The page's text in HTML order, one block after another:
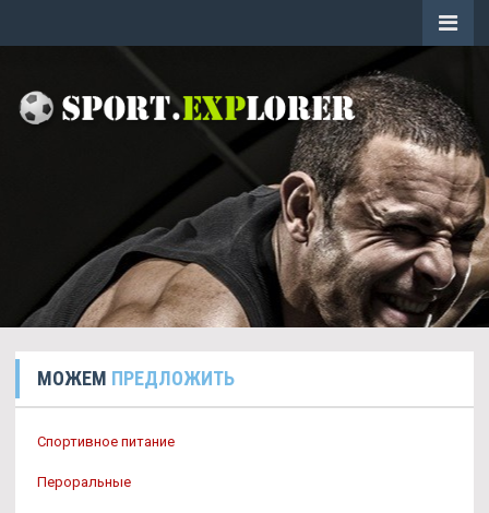
МОЖЕМ ПРЕДЛОЖИТЬ
Спортивное питание
Пероральные